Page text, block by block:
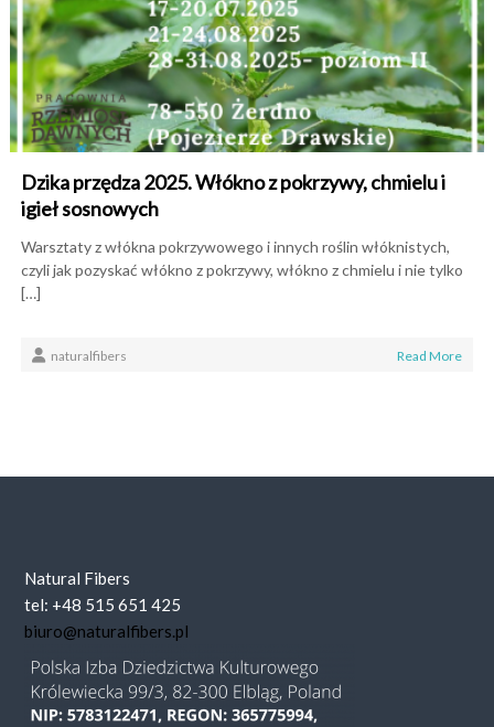
Dzika przędza 2025. Włókno z pokrzywy, chmielu i
igieł sosnowych
Warsztaty z włókna pokrzywowego i innych roślin włóknistych,
czyli jak pozyskać włókno z pokrzywy, włókno z chmielu i nie tylko
[…]
naturalfibers Read More
Natural Fibers
tel: +48 515 651 425
biuro@naturalfibers.pl